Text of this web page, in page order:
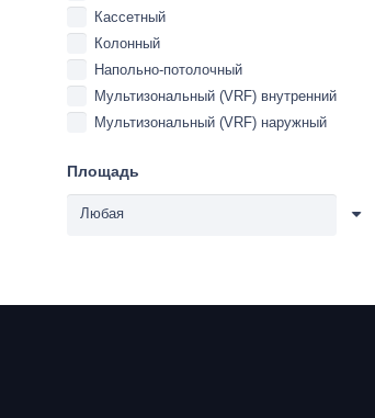
Кассетный
Колонный
Напольно-потолочный
Мультизональный (VRF) внутренний
Мультизональный (VRF) наружный
Площадь